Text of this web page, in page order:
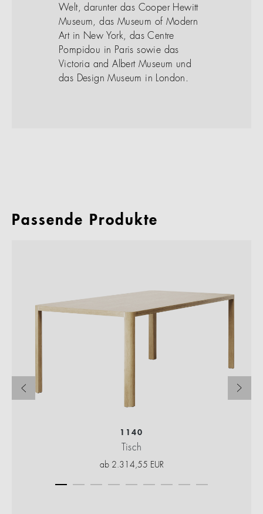
Welt, darunter das Cooper Hewitt
Museum, das Museum of Modern
Art in New York, das Centre
Pompidou in Paris sowie das
Victoria and Albert Museum und
das Design Museum in London.
Passende Produkte
1140
Tisch
ab 2.314,55 EUR